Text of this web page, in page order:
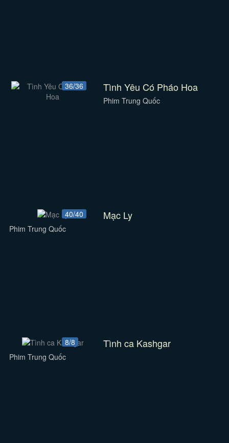
36/36 Tình Yêu Có Pháo Hoa
Phim Trung Quốc
40/40 Mạc Ly
Phim Trung Quốc
8/8 Tình ca Kashgar
Phim Trung Quốc